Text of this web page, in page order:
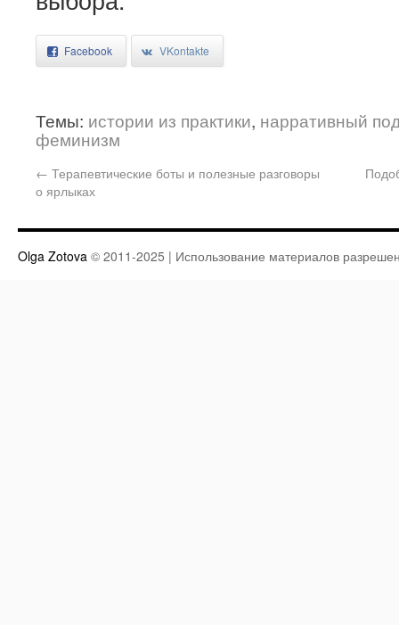
Facebook VKontakte
Темы: истории из практики, нарративный
феминизм
← Терапевтические боты и полезные разговоры
о ярлыках
Olga Zotova © 2011-2025 | Использование материалов